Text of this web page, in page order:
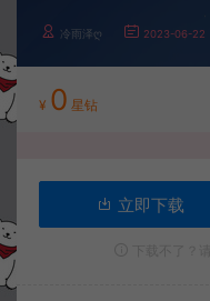
冷雨泽ღ 2023-06-22
¥ 0 星钻
立即下载